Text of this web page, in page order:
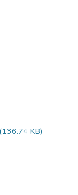
KB)